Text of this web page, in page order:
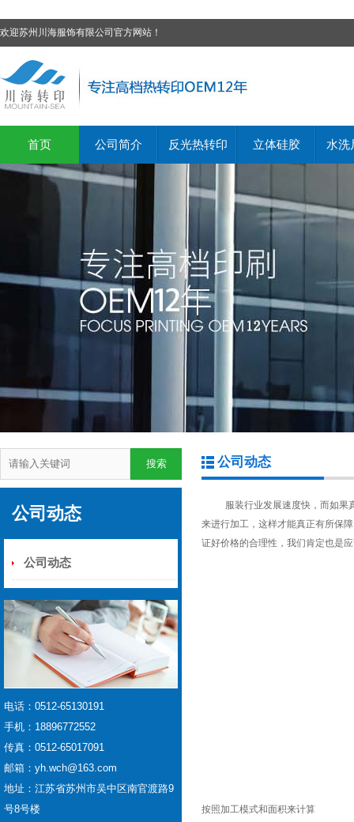
欢迎苏州川海服饰有限公司官方网站！
首页 公司简介 反光热转印 立体硅胶 水洗
公司动态
公司动态
电话：0512-65130191
手机：18896772552
传真：0512-65017091
邮箱：yh.wch@163.com
地址：江苏省苏州市吴中区南官渡路9
号8号楼
公司动态
服装行业发展速度快，而如果真
来进行加工，这样才能真正有所保
证好价格的合理性，我们肯定也是
按照加工模式和面积来计算